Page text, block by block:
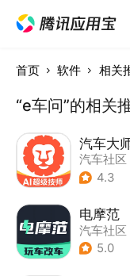
首页 软件 相关
“e车问”的相关
汽车大
汽车社区
4.3
电摩范
汽车社区
5.0